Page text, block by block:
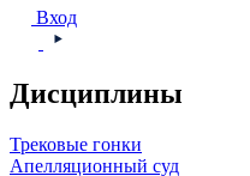
Вход
Дисциплины
Трековые гонки
Апелляционный суд